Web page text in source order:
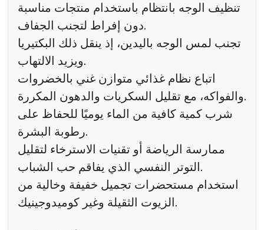
تنظيف الوجه بانتظام باستخدام منتجات مناسبة
دون إفراط لتجنب الجفاف.
تجنب لمس الوجه باليدين، إذ ينقل ذلك البكتيريا
ويزيد الالتهاب.
اتباع نظام غذائي متوازن غني بالخضروات
والفواكه، مع تقليل السكريات والدهون المكررة.
شرب كمية كافية من الماء يوميًا للحفاظ على
رطوبة البشرة.
ممارسة الرياضة أو تقنيات الاسترخاء لتقليل
التوتر النفسي الذي يفاقم حب الشباب.
استخدام مستحضرات تجميل خفيفة وخالية من
الزيوت الثقيلة وغير كوميدوجينيك.